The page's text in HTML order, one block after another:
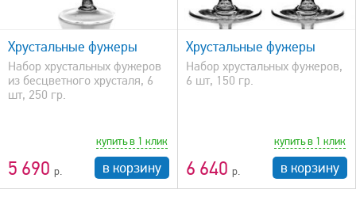
Хрустальные фужеры
Набор хрустальных фужеров
из бесцветного хрусталя, 6
шт, 250 гр.
5 690
купить в 1 клик
в корзину
быстрый просмотр
Хрустальные фужеры
Набор хрустальных фужеров,
6 шт, 150 гр.
6 640
купить в 1 клик
в корзину